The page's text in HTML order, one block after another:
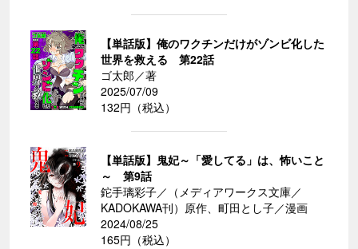
【単話版】俺のワクチンだけがゾンビ化した
世界を救える 第22話
ゴ太郎／著
2025/07/09
132円（税込）
【単話版】鬼妃～「愛してる」は、怖いこと
～ 第9話
鉈手璃彩子／（メディアワークス文庫／
KADOKAWA刊）原作、町田とし子／漫画
2024/08/25
165円（税込）